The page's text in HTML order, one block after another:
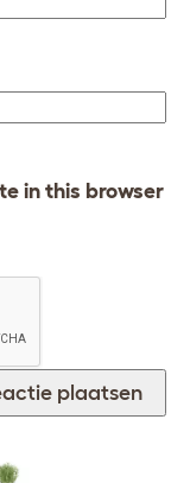
in this browser